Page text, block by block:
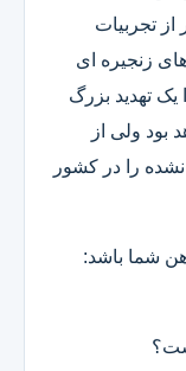
از تجربیات
زنجیره ای
یک تهدید بزرگ
بود ولی از
را در کشور
شما باشد: